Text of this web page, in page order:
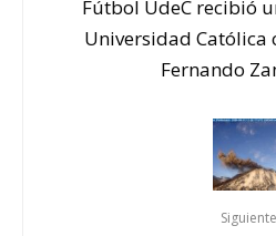
Fútbol UdeC recibió
Universidad
Fernando
Siguiente